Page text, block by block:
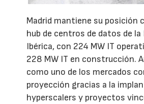
Madrid mantiene su posición
hub de centros de datos de la
Ibérica, con 224 MW IT
228 MW IT en construcción.
como uno de los mercados
proyección gracias a la
hyperscalers y proyectos